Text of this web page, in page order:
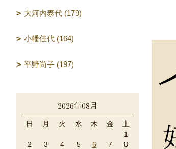
大河内泰代 (179)
小幡佳代 (164)
平野尚子 (197)
2026年08月
日 月 火 水 木 金
土
1
2
3 4 5 6 7
8